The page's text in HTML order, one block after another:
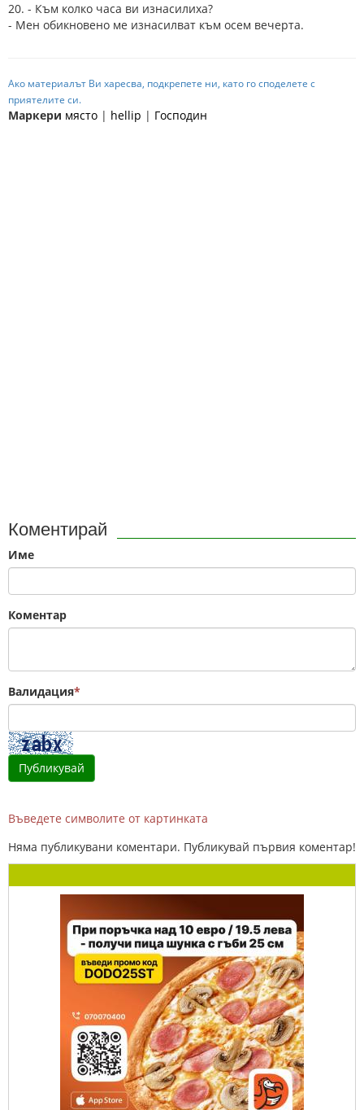
20. - Към колко часа ви изнасилиха?
- Мен обикновено ме изнасилват към осем вечерта.
Ако материалът Ви харесва, подкрепете ни, като го споделете с
приятелите си.
Маркери място | hellip | Господин
Коментирай
Име
Коментар
Валидация*
Въведете символите от картинката
Няма публикувани коментари. Публикувай първия коментар!